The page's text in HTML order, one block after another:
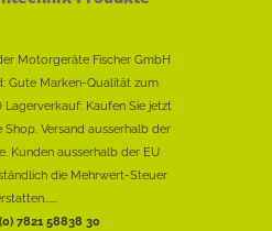
Motorgeräte Fischer GmbH
Gute Marken-Qualität zum
Lagerverkauf: Kaufen Sie jetzt
Shop. Versand ausserhalb der
Kunden ausserhalb der EU
die Mehrwert-Steuer
7821 58838 30